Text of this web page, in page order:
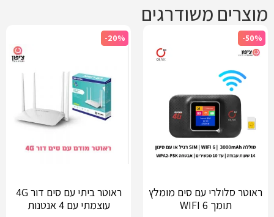
מוצרים משודרגים
-50%
ראוטר סלולרי עם סים מומלץ
תומך WIFI 6
-20%
ראוטר ביתי עם סים דור 4G
עוצמתי עם 4 אנטנות